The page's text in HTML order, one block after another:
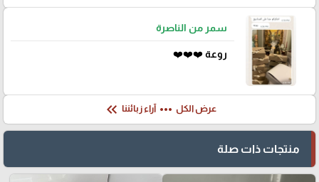
سمر من الناصرة
روعة ❤️❤️❤️
عرض الكل more_horiz آراء زبائننا keyboard_double_arrow_left
منتجات ذات صلة